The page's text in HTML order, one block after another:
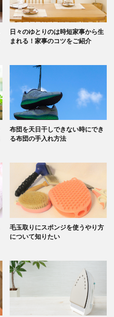
日々のゆとりのは時短家事から生
まれる！家事のコツをご紹介
布団を天日干しできない時にでき
る布団の手入れ方法
毛玉取りにスポンジを使うやり方
について知りたい